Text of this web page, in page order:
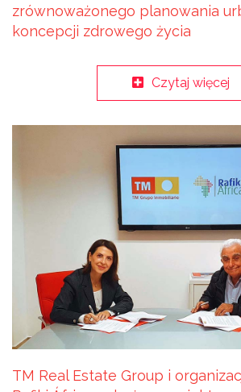
zrównoważonego planowania
koncepcji zdrowego życia
Czytaj więcej
TM Real Estate Group i